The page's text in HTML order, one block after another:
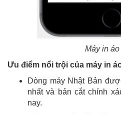
Máy in
Ưu điểm nổi trội của máy in
Dòng máy Nhật Bản
nhất và bản cắt chính
nay.